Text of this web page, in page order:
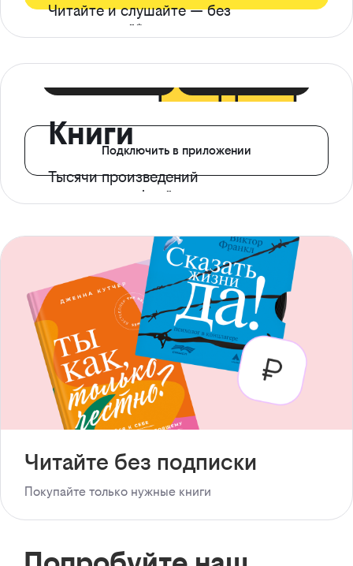
Читайте и слушайте — без
ограничений*
Книги
Тысячи произведений
с доступом офлайн
Подключить в приложении
Читайте без подписки
Покупайте только нужные книги